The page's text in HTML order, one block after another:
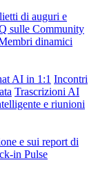
di auguri e
sulle Community
dinamici
AI in 1:1 Incontri
Trascrizioni AI
e riunioni
e sui report di
in Pulse